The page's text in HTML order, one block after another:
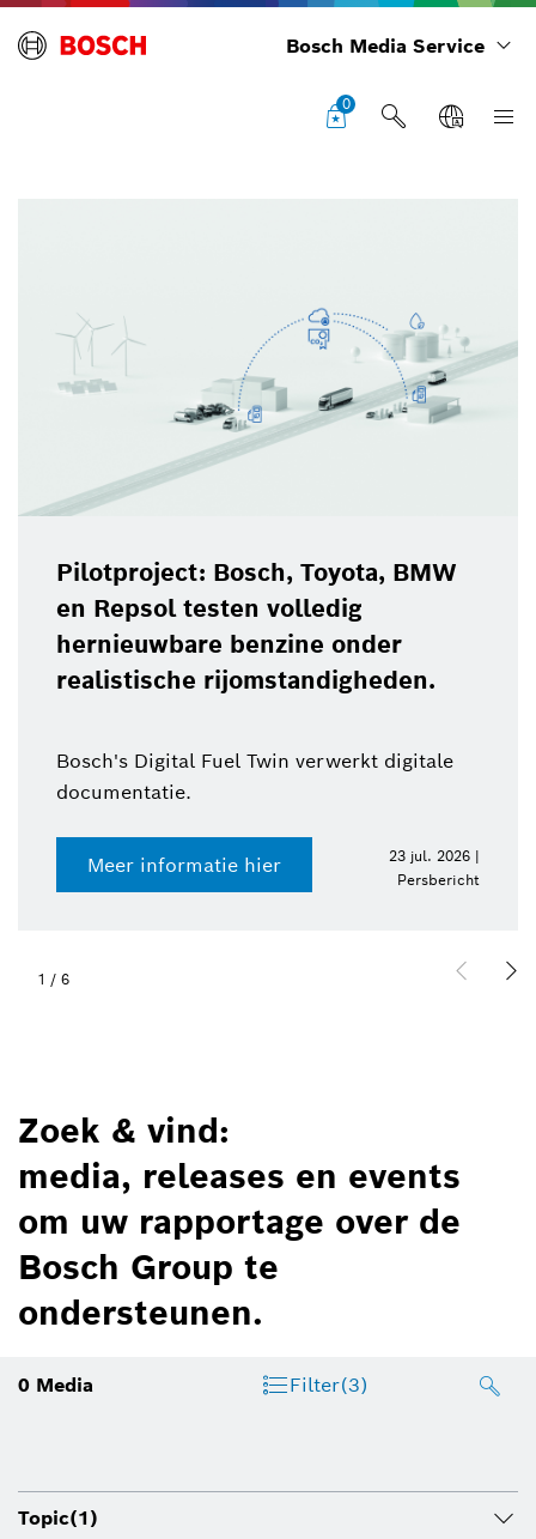
Bosch Media Service
0
Pilotproject: Bosch, Toyota, BMW
en Repsol testen volledig
hernieuwbare benzine onder
realistische rijomstandigheden.
Bosch's Digital Fuel Twin verwerkt digitale
documentatie.
Meer informatie hier
23 jul. 2026 |
Persbericht
1 / 6
Zoek & vind:
media, releases en events
om uw rapportage over de
Bosch Group te
ondersteunen.
0 Media Filter(3)
Topic(1)